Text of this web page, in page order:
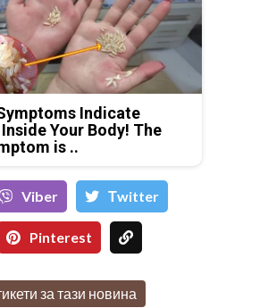
Indicate
Your Body! The
is ..
Viber Тwitter
Pinterest
за тази новина